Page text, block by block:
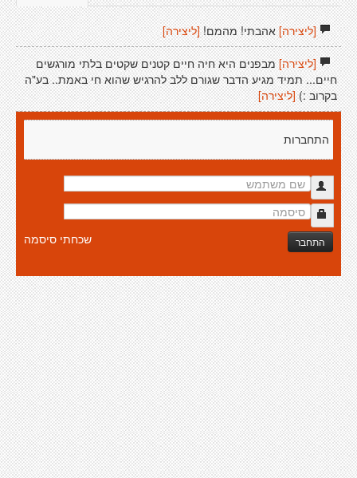
[ליצירה]אהבתי! מהמם! [ליצירה]
[ליצירה]מבפנים היא חיה חיים קטנים שקטים בלתי מורגשים
חיים... תמיד מגיע הדבר שגורם ללב להרגיש שהוא חי באמת.. בע"ה
בקרוב :) [ליצירה]
התחברות
התחבר שכחתי סיסמה